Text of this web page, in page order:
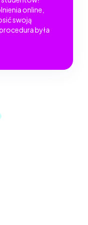
online,
swoją
była